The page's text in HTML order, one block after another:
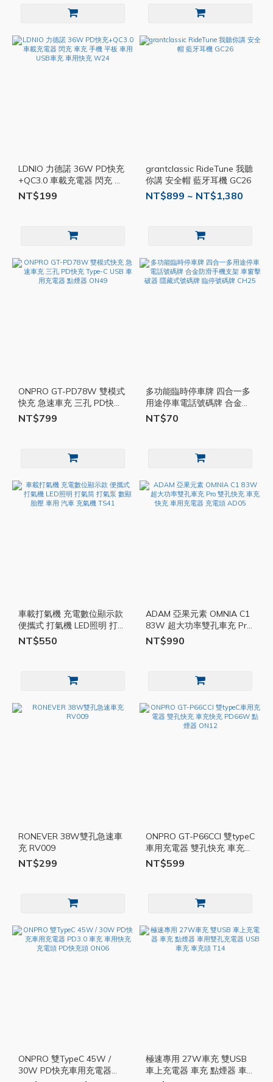
LDNIO 力德諾 36W PD快充
+QC3.0 車載充電器 閃充 車
充 手機 平板 車用 USB車充
NT$199
grantclassic RideTune 我聽
你講 安全帽 藍牙耳機 GC26
NT$899 ~ NT$1,380
ONPRO GT-PD78W 雙模式
快充 急速車充 三孔 PD快充
Type-C USB 車用充電器 點
煙器 ON49
NT$799
多功能臨時停車牌 四合一多
用途停車電話號碼牌 合金防
滑手機支架 車窗擊破器 隱藏
式號碼牌 臨停號碼牌 CH25
NT$70
車載打氣機 充電數位顯示款
便攜式 打氣機 LED照明 打氣
筒 打氣泵 數顯 胎壓 車用 汽
車 充氣機 TS41
NT$550
ADAM 亞果元素 OMNIA C1
83W 超大功率雙孔車充 Pro
雙孔快充 車充快充 車用充電
器 充電頭 AD05
NT$990
RONEVER 38W雙孔急速車
充 RV009
NT$299
ONPRO GT-P66CCI 雙typeC
車用充電器 雙孔快充 車充快
NT$599
ONPRO 雙TypeC 45W /
30W PD快充車用充電器
極速專用 27W車充 雙USB
車上充電器 車充 點煙器 車